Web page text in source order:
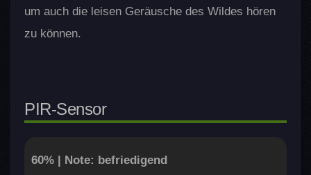
um auch die leisen Geräusche des Wildes hören
zu können.
PIR-Sensor
60% | Note: befriedigend